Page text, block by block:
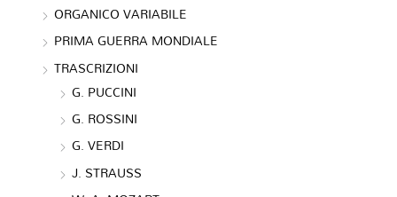
ORGANICO VARIABILE
PRIMA GUERRA MONDIALE
TRASCRIZIONI
G. PUCCINI
G. ROSSINI
G. VERDI
J. STRAUSS